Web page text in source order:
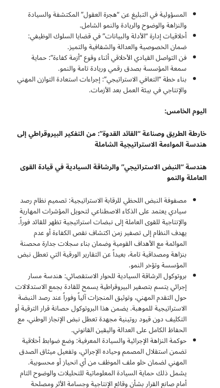
المسؤولية في التبليغ عن “هجرة العقول” المكتشفة والسيادة
والنزاهة والوضوح والريادة والنمو الشامل.
أخلاقيات إدارة “الأدلة والبيانات” في قضايا السلوك الوظيفي:
ضمان الخصوصية والعدالة والشفافية والتميز.
فن التواصل القيادي الأخلاقي أثناء وقوع “أزمة كفاءة”: حماية
سمعة المؤسسة بصدق رقمي وريادة تامة والنمو.
بناء خطة “التعافي الاستراتيجي”: إجراءات استعادة التوازن المهني
والإنتاجي في بيئة العمل بعد الأزمات.
اليوم الخامس:
خارطة الطريق وصناعة “القائد القدوة”: من التفكير البيروقراطي إلى
هندسة المواءمة الاستراتيجية الشاملة
هندسة “النبض الاستراتيجي” والرشاقة السيادية في قيادة القوى
العاملة والنمو
مصفوفة النبض اللحظي للرقابة الاستراتيجية: تصميم نظام رصد
سيادي يعتمد على الذكاء الاصطناعي لتحويل المؤشرات المهارية
والإنتاجية للقوى العاملة إلى نبضات استراتيجية تظهر للقائد فوراً.
يهدف النظام إلى تصفير زمن اكتشاف نقص الكفاءة أو عدم
الموائمة مع الأهداف القومية وضمان بناء سجلات جدارة محصنة
بنزاهة ومصداقية تامة، بعيداً عن التقارير الورقية التي تعطل نبض
المؤسسة وتؤخر النمو.
بروتوكول الرشاقة السيادية للحوار الاستقصائي: هندسة مسار
إجرائي يتسم بتصفير البيروقراطية يسمح للقادة بجمع الاستدلالات
حول التقدم المهني، وتوثيق المنجزات آلياً وفوراً عند رصد النبضة
الاستراتيجية للموهبة. يضمن هذا البروتوكول حصانة قرار الترقية أو
التكليف دون قيود روتينية مجهدة تعطل نبض الإنجاز الوطني، مع
الحفاظ الكامل على العدالة واليقين القانوني.
حوكمة النزاهة الإجرائية والسيادة المعرفية: وضع ضوابط أخلاقية
تضمن استقلال المصمم وحياده الإجرائي، وتفعيل ميثاق الصدق
المهني لضمان خلو ملف الموظف من أي انحياز أو محسوبية.
يشمل ذلك حماية السيادة المعلوماتية للتحليلات والوضوح التام
أمام صانع القرار بشأن وقائع الإنتاجية وجسامة الأثر ومصلحة